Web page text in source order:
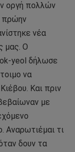
οργή πολλών
πρώην
νέα
μας. Ο
yeol δήλωσε
να
Και πριν
με
Αναρωτιέμαι τι
δουν τα